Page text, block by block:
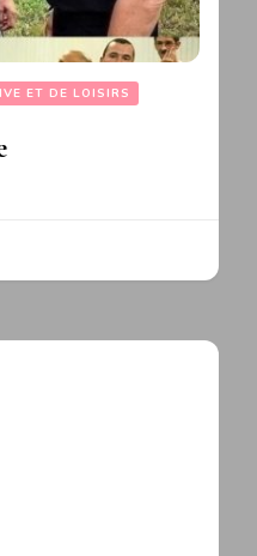
ET DE LOISIRS